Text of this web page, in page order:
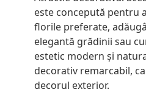
este concepută pentru
florile preferate,
elegantă grădinii sau
estetic modern și
decorativ remarcabil,
decorul exterior.